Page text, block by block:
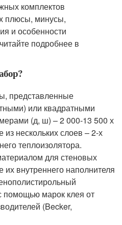
комплектов
плюсы, минусы,
и особенности
подробнее в
представленные
или квадратными
(д, ш) – 2 000-13 500 х
нескольких слоев – 2-х
теплоизолятора.
для стеновых
их внутреннего наполнителя
помощью марок клея от
(Becker,